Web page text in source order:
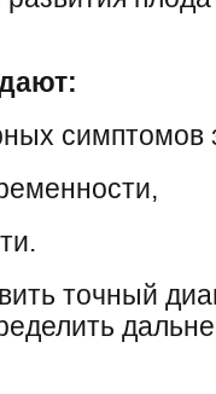
симптомов
точный